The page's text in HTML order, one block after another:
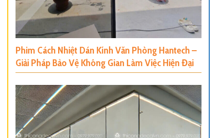
Phim Cách Nhiệt Dán Kính Văn Phòng Hantech –
Giải Pháp Bảo Vệ Không Gian Làm Việc Hiện Đại